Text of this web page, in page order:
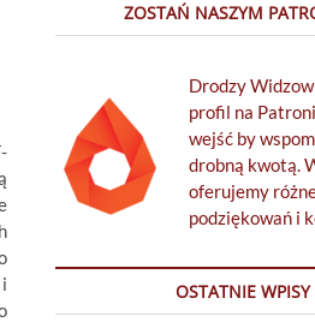
ZOSTAŃ NASZYM
Drodzy
profil na
wejść by
drobną kwotą.
oferujemy
podziękowań i
OSTATNIE WPISY